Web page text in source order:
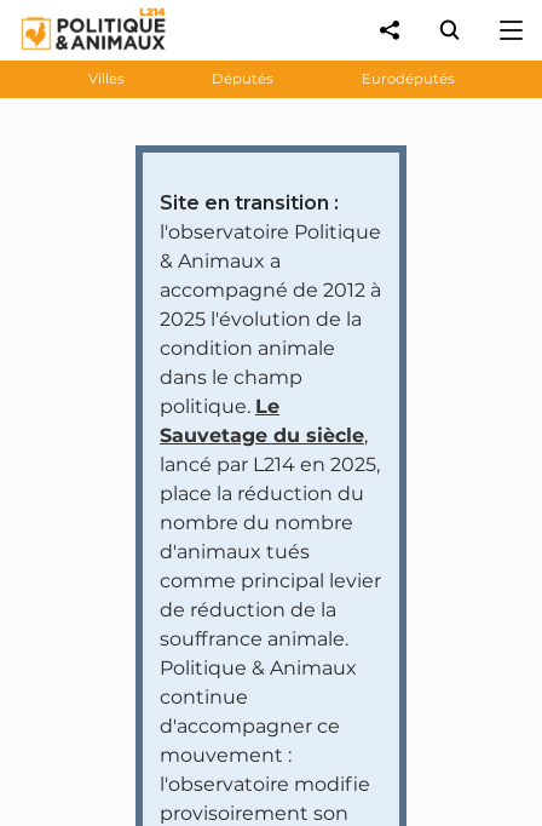
Villes Députés Eurodéputés
Site en transition :
l'observatoire Politique
& Animaux a
accompagné de 2012 à
2025 l'évolution de la
condition animale
dans le champ
politique. Le
Sauvetage du siècle,
lancé par L214 en 2025,
place la réduction du
nombre du nombre
d'animaux tués
comme principal levier
de réduction de la
souffrance animale.
Politique & Animaux
continue
d'accompagner ce
mouvement :
l'observatoire modifie
provisoirement son